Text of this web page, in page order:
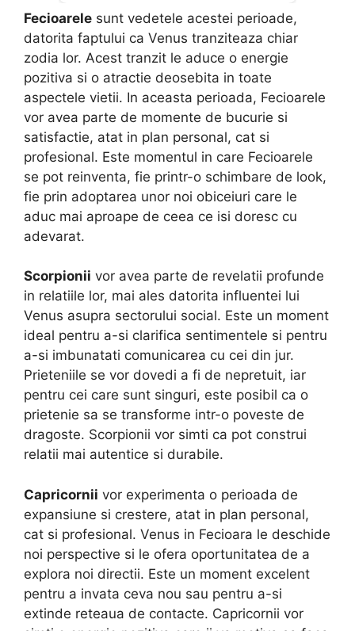
Fecioarele sunt vedetele acestei perioade,
datorita faptului ca Venus tranziteaza chiar
zodia lor. Acest tranzit le aduce o energie
pozitiva si o atractie deosebita in toate
aspectele vietii. In aceasta perioada, Fecioarele
vor avea parte de momente de bucurie si
satisfactie, atat in plan personal, cat si
profesional. Este momentul in care Fecioarele
se pot reinventa, fie printr-o schimbare de look,
fie prin adoptarea unor noi obiceiuri care le
aduc mai aproape de ceea ce isi doresc cu
adevarat.
Scorpionii vor avea parte de revelatii profunde
in relatiile lor, mai ales datorita influentei lui
Venus asupra sectorului social. Este un moment
ideal pentru a-si clarifica sentimentele si pentru
a-si imbunatati comunicarea cu cei din jur.
Prieteniile se vor dovedi a fi de nepretuit, iar
pentru cei care sunt singuri, este posibil ca o
prietenie sa se transforme intr-o poveste de
dragoste. Scorpionii vor simti ca pot construi
relatii mai autentice si durabile.
Capricornii vor experimenta o perioada de
expansiune si crestere, atat in plan personal,
cat si profesional. Venus in Fecioara le deschide
noi perspective si le ofera oportunitatea de a
explora noi directii. Este un moment excelent
pentru a invata ceva nou sau pentru a-si
extinde reteaua de contacte. Capricornii vor